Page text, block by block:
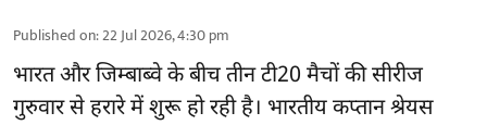
Published on:22 Jul 2026, 4:30 pm
भारत और जिम्बाब्वे के बीच तीन टी20 मैचों की सीरीज
गुरुवार से हरारे में शुरू हो रही है। भारतीय कप्तान श्रेयस